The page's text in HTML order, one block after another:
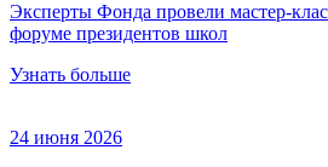
Эксперты Фонда провели мастер-
форуме президентов школ
Узнать больше
24 июня 2026